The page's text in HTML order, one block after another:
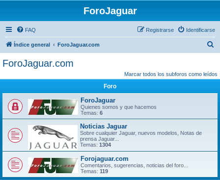
ForoJaguar
FAQ Identificarse
Registrarse
Índice general ForoJaguar.com
c
ForoJaguar.com
Marcar todos los subforos como leídos
Foro
ForoJaguar
Quienes somos y que hacemos
Temas: 6
Noticias Jaguar
Sobre cualquier Jaguar, nuevos modelos, Notas de
prensa Jaguar...
Temas: 1304
Forojaguar.com
Comentarios, sugerencias, noticias del foro...
Temas: 119